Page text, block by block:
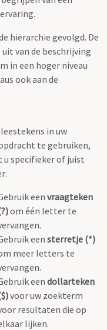
hiërarchie gevolgd. De
van de beschrijving
in een hoger niveau
ook aan de
in uw
te gebruiken,
u specifieker of juist
eenvraagteken
om één letter te
eensterretje (*)
meer letters te
eendollarteken
voor uw zoekterm
resultaten die op
lijken.